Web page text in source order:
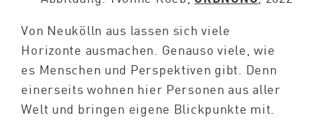
Von Neukölln aus lassen sich viele
Horizonte ausmachen. Genauso viele, wie
es Menschen und Perspektiven gibt. Denn
einerseits wohnen hier Personen aus aller
Welt und bringen eigene Blickpunkte mit.